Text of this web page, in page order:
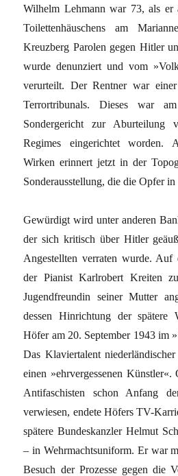
Wilhelm Lehmann war 73, als er
Toilettenhäuschens am
Kreuzberg Parolen gegen Hitler
wurde denunziert und vom
verurteilt. Der Rentner war
Terrortribunals. Dieses war
Sondergericht zur Aburteilung
Regimes eingerichtet worden.
Wirken erinnert jetzt in der
Sonderausstellung, die die Opfer
Gewürdigt wird unter anderen
der sich kritisch über Hitler
Angestellten verraten wurde. Auf
der Pianist Karlrobert Kreiten
Jugendfreundin seiner Mutter
dessen Hinrichtung der spätere
Höfer am 20. September 1943 im
Das Klaviertalent
einen »ehrvergessenen Künstler«.
Antifaschisten schon Anfang
verwiesen, endete Höfers TV-
spätere Bundeskanzler Helmut
– in Wehrmachtsuniform. Er war
Besuch der Prozesse gegen die